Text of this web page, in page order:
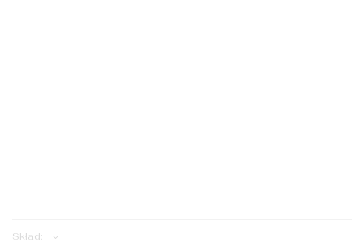
Skład: